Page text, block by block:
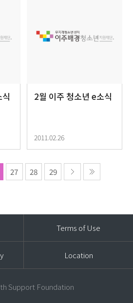
2월 이주 청소년 e소식
2011.02.26
27 28 29
Terms of Use
Location
Support Foundation